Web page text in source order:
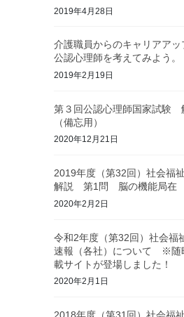
2019年4月28日
介護職員からのキャリアアッ
公認心理師を考えてみよう。
2019年2月19日
第３回公認心理師国家試験
（備忘用）
2020年12月21日
2019年度（第32回）社会福
解説 第1問 脳の機能局在
2020年2月2日
令和2年度（第32回）社会福
速報（各社）について ※
載サイトが登場しました！
2020年2月1日